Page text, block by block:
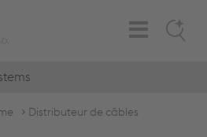
Search
Toggle
Navigation
Distributeur de câbles